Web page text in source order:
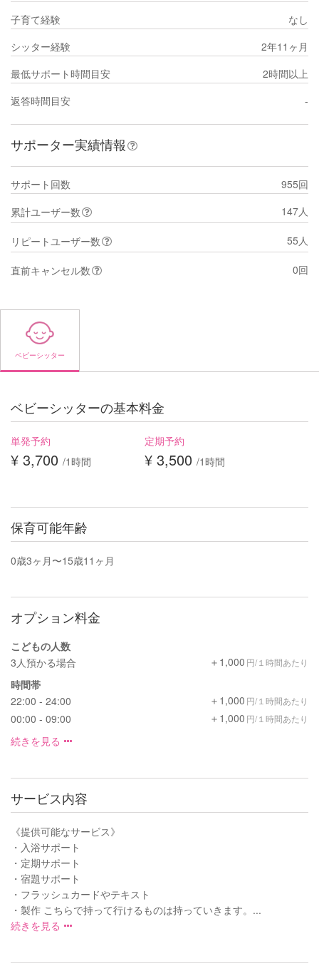
子育て経験
なし
シッター経験
2年11ヶ月
最低サポート時間目安
2時間以上
返答時間目安
-
サポーター実績情報
サポート回数
955回
累計ユーザー数
147人
リピートユーザー数 55人
直前キャンセル数 0回
ベビーシッター
ベビーシッターの基本料金
単発予約
¥ 3,700 /1時間
定期予約
¥ 3,500 /1時間
保育可能年齢
0歳3ヶ月〜15歳11ヶ月
オプション料金
こどもの人数
3人預かる場合
＋1,000 円/１時間あたり
時間帯
22:00 - 24:00
＋1,000 円/１時間あたり
00:00 - 09:00 ＋1,000 円/１時間あたり
続きを見る
サービス内容
《提供可能なサービス》
・入浴サポート
・定期サポート
・宿題サポート
・フラッシュカードやテキスト
・製作 こちらで持って行けるものは持っていきます。...
続きを見る